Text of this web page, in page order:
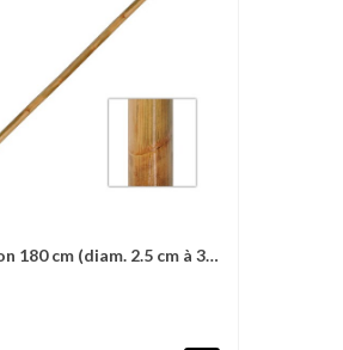
Liste d'envies
180 cm (diam. 2.5 cm à 3